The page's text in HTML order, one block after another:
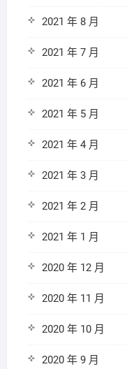
2021 年 8 月
2021 年 7 月
2021 年 6 月
2021 年 5 月
2021 年 4 月
2021 年 3 月
2021 年 2 月
2021 年 1 月
2020 年 12 月
2020 年 11 月
2020 年 10 月
2020 年 9 月